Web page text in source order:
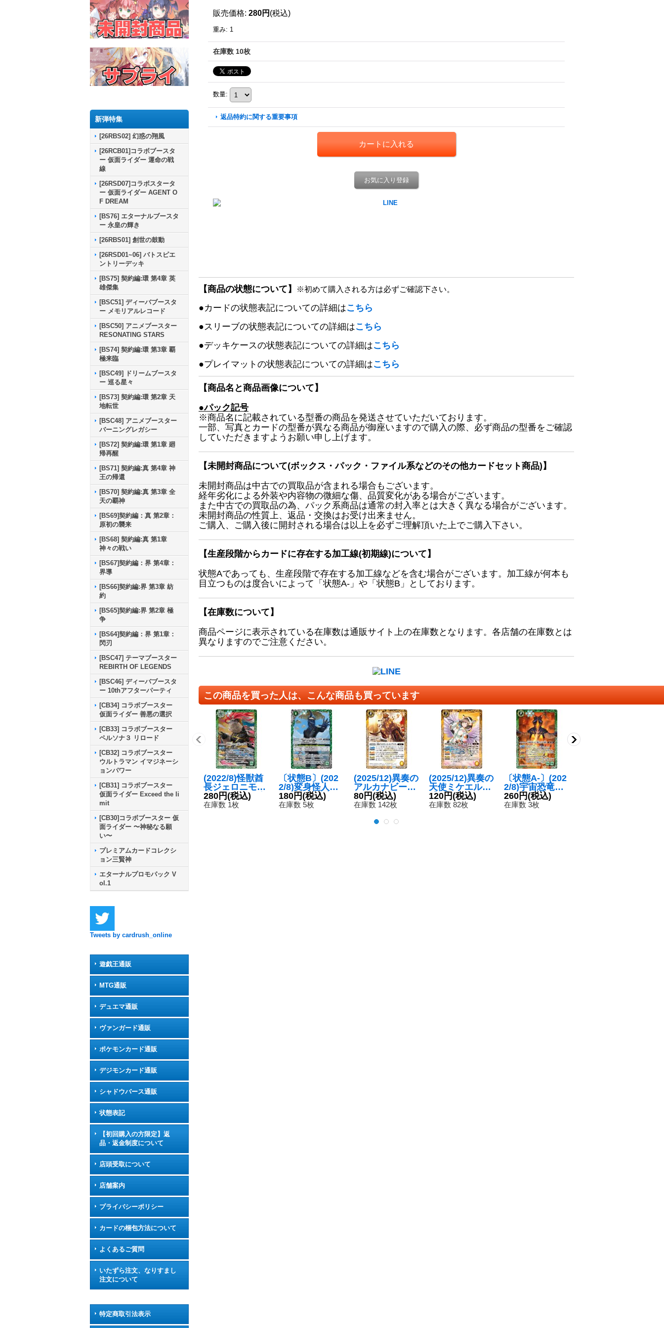
新弾特集
[26RBS02] 幻惑の翔風
[26RCB01]コラボブースタ
ー 仮面ライダー 運命の戦
線
[26RSD07]コラボスタータ
ー 仮面ライダー AGENT O
F DREAM
[BS76] エターナルブースタ
ー 永皇の輝き
[26RBS01] 創世の鼓動
[26RSD01~06] バトスピエ
ントリーデッキ
[BS75] 契約編:環 第4章 英
雄傑集
[BSC51] ディーバブースタ
ー メモリアルレコード
[BSC50] アニメブースター
RESONATING STARS
[BS74] 契約編:環 第3章 覇
極来臨
[BSC49] ドリームブースタ
ー 巡る星々
[BS73] 契約編:環 第2章 天
地転世
[BSC48] アニメブースター
バーニングレガシー
[BS72] 契約編:環 第1章 廻
帰再醒
[BS71] 契約編:真 第4章 神
王の帰還
[BS70] 契約編:真 第3章 全
天の覇神
[BS69]契約編：真 第2章：
原初の襲来
[BS68] 契約編:真 第1章
神々の戦い
[BS67]契約編：界 第4章：
界導
[BS66]契約編:界 第3章 紡
約
[BS65]契約編:界 第2章 極
争
[BS64]契約編：界 第1章：
閃刃
[BSC47] テーマブースター
REBIRTH OF LEGENDS
[BSC46] ディーバブースタ
ー 10thアフターパーティ
[CB34] コラボブースター
仮面ライダー 善悪の選択
[CB33] コラボブースター
ペルソナ３ リロード
[CB32] コラボブースター
ウルトラマン イマジネーシ
ョンパワー
[CB31] コラボブースター
仮面ライダー Exceed the li
mit
[CB30]コラボブースター 仮
面ライダー 〜神秘なる願
い〜
プレミアムカードコレクシ
ョン三賢神
エターナルプロモパック V
ol.1
Tweets by cardrush_online
遊戯王通販
MTG通販
デュエマ通販
ヴァンガード通販
ポケモンカード通販
デジモンカード通販
シャドウバース通販
状態表記
【初回購入の方限定】返
品・返金制度について
店頭受取について
店舗案内
プライバシーポリシー
カードの梱包方法について
よくあるご質問
いたずら注文、なりすまし
注文について
特定商取引法表示
販売価格: 280円 (税込)
重み: 1
在庫数 10枚
数量:
返品特約に関する重要事項
お気に入り登録
【商品の状態について】 ※初めて購入される方は必ずご確認下さい。
●カードの状態表記についての詳細はこちら
●スリーブの状態表記についての詳細はこちら
●デッキケースの状態表記についての詳細はこちら
●プレイマットの状態表記についての詳細はこちら
【商品名と商品画像について】
●パック記号
※商品名に記載されている型番の商品を発送させていただいております。
一部、写真とカードの型番が異なる商品が御座いますので購入の際、必ず商品の型番をご確認
していただきますようお願い申し上げます。
【未開封商品について(ボックス・パック・ファイル系などのその他カードセット商品)】
未開封商品は中古での買取品が含まれる場合もございます。
経年劣化による外装や内容物の微細な傷、品質変化がある場合がございます。
また中古での買取品の為、パック系商品は通常の封入率とは大きく異なる場合がございます。
未開封商品の性質上、返品・交換はお受け出来ません。
ご購入、ご購入後に開封される場合は以上を必ずご理解頂いた上でご購入下さい。
【生産段階からカードに存在する加工線(初期線)について】
状態Aであっても、生産段階で存在する加工線などを含む場合がございます。加工線が何本も
目立つものは度合いによって「状態A-」や「状態B」としております。
【在庫数について】
商品ページに表示されている在庫数は通販サイト上の在庫数となります。各店舗の在庫数とは
異なりますのでご注意ください。
この商品を買った人は、こんな商品も買っています
(2022/8)怪獣酋
長ジェロニモン
[初代ウルトラ怪
獣]【M】{CB22
280円(税込)
在庫数 1枚
〔状態B〕(202
2/8)変身怪人ゼ
ットン星人[初代
ウルトラ怪獣]
180円(税込)
在庫数 5枚
(2025/12)異奏の
アルカナビース
ト・キングライ
オン【R】{BS7
80円(税込)
在庫数 142枚
(2025/12)異奏の
天使ミケエル
【M】{BS74-05
1}《黄》
120円(税込)
在庫数 82枚
〔状態A-〕(202
2/8)宇宙恐竜ゼ
ットン[初代ウル
トラ怪獣]【X】
260円(税込)
在庫数 3枚